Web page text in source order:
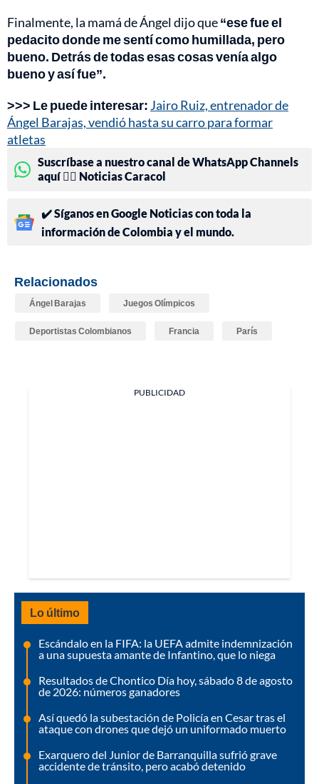
Finalmente, la mamá de Ángel dijo que“ese fue el
pedacito donde me sentí como humillada, pero
bueno. Detrás de todas esas cosas venía algo
bueno y así fue”.
>>> Le puede interesar: Jairo Ruiz, entrenador de
Ángel Barajas, vendió hasta su carro para formar
atletas
Suscríbase a nuestro canal de WhatsApp Channels
aquí 👉🏻 Noticias Caracol
✔️ Síganos en Google Noticias con toda la
información de Colombia y el mundo.
Relacionados
Ángel Barajas Juegos Olímpicos
Deportistas Colombianos Francia París
PUBLICIDAD
Lo último
Escándalo en la FIFA: la UEFA admite indemnización
a una supuesta amante de Infantino, que lo niega
Resultados de Chontico Día hoy, sábado 8 de agosto
de 2026: números ganadores
Así quedó la subestación de Policía en Cesar tras el
ataque con drones que dejó un uniformado muerto
Exarquero del Junior de Barranquilla sufrió grave
accidente de tránsito, pero acabó detenido